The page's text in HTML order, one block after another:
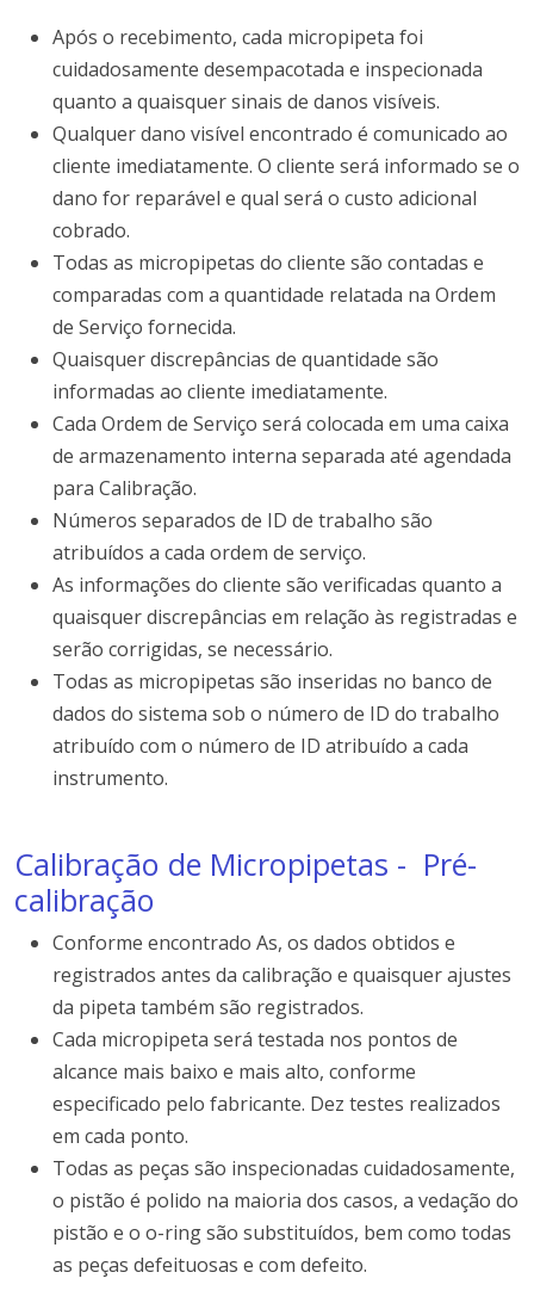
Após o recebimento, cada micropipeta foi
cuidadosamente desempacotada e inspecionada
quanto a quaisquer sinais de danos visíveis.
Qualquer dano visível encontrado é comunicado ao
cliente imediatamente. O cliente será informado se o
dano for reparável e qual será o custo adicional
cobrado.
Todas as micropipetas do cliente são contadas e
comparadas com a quantidade relatada na Ordem
de Serviço fornecida.
Quaisquer discrepâncias de quantidade são
informadas ao cliente imediatamente.
Cada Ordem de Serviço será colocada em uma caixa
de armazenamento interna separada até agendada
para Calibração.
Números separados de ID de trabalho são
atribuídos a cada ordem de serviço.
As informações do cliente são verificadas quanto a
quaisquer discrepâncias em relação às registradas e
serão corrigidas, se necessário.
Todas as micropipetas são inseridas no banco de
dados do sistema sob o número de ID do trabalho
atribuído com o número de ID atribuído a cada
instrumento.
Calibração de Micropipetas - Pré-
calibração
Conforme encontrado As, os dados obtidos e
registrados antes da calibração e quaisquer ajustes
da pipeta também são registrados.
Cada micropipeta será testada nos pontos de
alcance mais baixo e mais alto, conforme
especificado pelo fabricante. Dez testes realizados
em cada ponto.
Todas as peças são inspecionadas cuidadosamente,
o pistão é polido na maioria dos casos, a vedação do
pistão e o o-ring são substituídos, bem como todas
as peças defeituosas e com defeito.